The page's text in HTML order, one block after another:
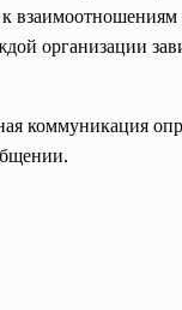
взаимоотношениям
организации
коммуникация